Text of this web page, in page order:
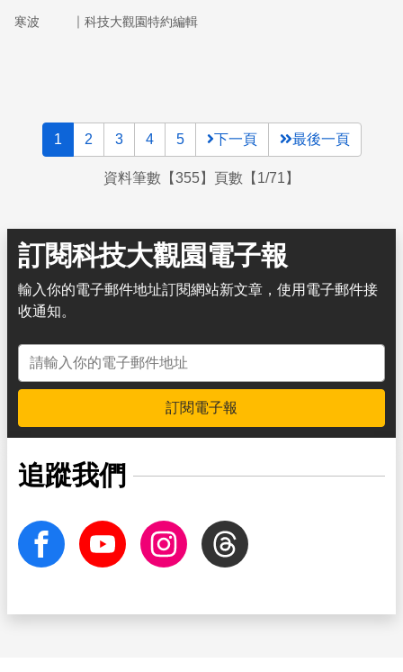
現知錯能改的態度。哪種作法更能維護醫院的聲譽呢？
寒波 ｜ 科技大觀園特約編輯
1 2 3 4 5 下一頁 最後一頁
資料筆數【355】頁數【1/71】
訂閱科技大觀園電子報
輸入你的電子郵件地址訂閱網站新文章，使用電子郵件接
收通知。
電子郵件地址
訂閱電子報
追蹤我們
facebook Youtube InstagramThreads